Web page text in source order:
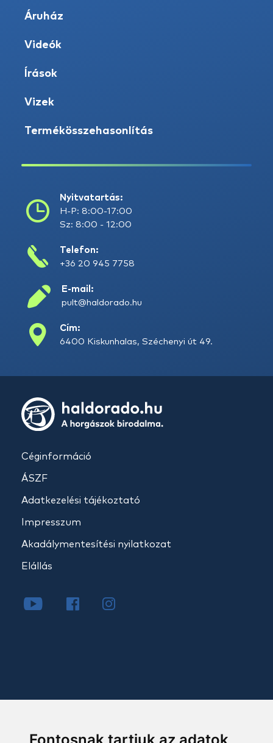
Áruház
Videók
Írások
Vizek
Termékösszehasonlítás
Nyitvatartás:
H-P: 8:00-17:00
Sz: 8:00 - 12:00
Telefon:
+36 20 945 7758
E-mail:
pult@haldorado.hu
Cím:
6400 Kiskunhalas, Széchenyi út 49.
Céginformáció
ÁSZF
Adatkezelési tájékoztató
Impresszum
Akadálymentesítési nyilatkozat
Elállás